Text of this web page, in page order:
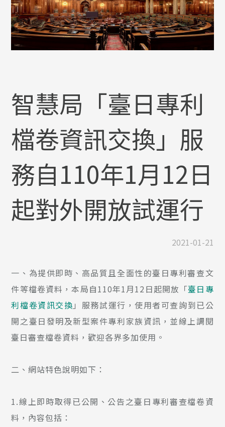
智慧局「臺日專利
檔卷資訊交換」服
務自110年1月12日
起對外開放試運行
2021-01-21
一、為提供即時、高品質且全面性的臺日專利審查文
件等檔卷資料，本局自110年1月12日起開放「臺日專
利檔卷資訊交換 」服務試運行，使用者可查詢到已公
開之臺日發明及新型案件專利家族資訊，並線上調閱
臺日審查檔卷資料，歡迎各界多加使用。
二、網站特色說明如下：
1.線上即時取得已公開、公告之臺日專利審查檔卷資
料，內容包括：